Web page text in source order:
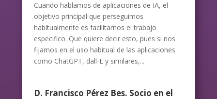
Cuando hablamos de aplicaciones de IA, el
objetivo principal que perseguimos
habitualmente es facilitarnos el trabajo
especifico. Que quiere decir esto, pues si nos
fijamos en el uso habitual de las aplicaciones
como ChatGPT, dall-E y similares,...
D. Francisco Pérez Bes. Socio en el